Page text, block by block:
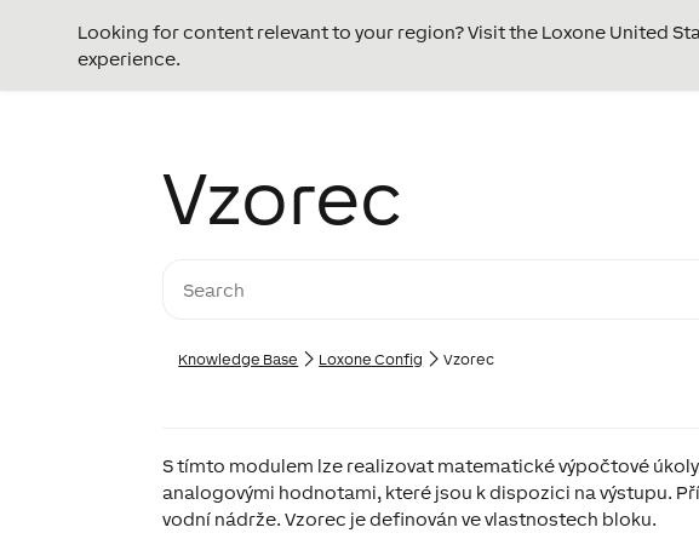
Looking for content relevant to your region? Visit the Loxone United
experience.
Vzorec
Knowledge Base Loxone Config Vzorec
S tímto modulem lze realizovat matematické výpočtové
analogovými hodnotami, které jsou k dispozici na výstupu.
vodní nádrže. Vzorec je definován ve vlastnostech bloku.